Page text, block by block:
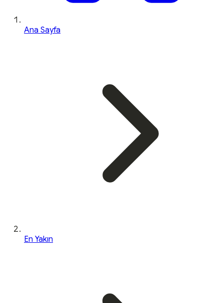
Ana Sayfa
En Yakın